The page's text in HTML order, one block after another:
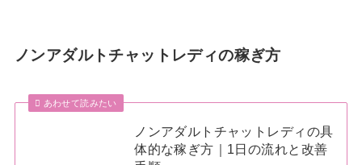
ノンアダルトチャットレディの稼ぎ方
あわせて読みたい
ノンアダルトチャットレディの具
体的な稼ぎ方｜1日の流れと改善